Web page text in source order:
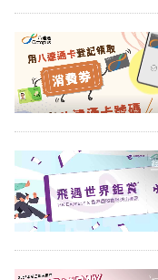
技
職
生
時
事
欄